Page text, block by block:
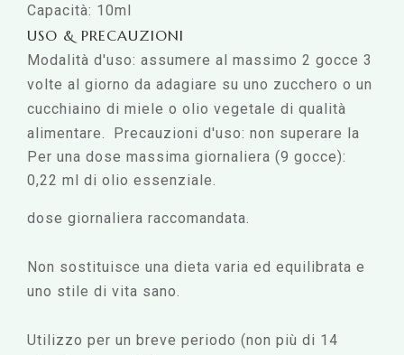
Capacità: 10ml
USO & PRECAUZIONI
Modalità d'uso: assumere al massimo 2 gocce 3
volte al giorno da adagiare su uno zucchero o un
cucchiaino di miele o olio vegetale di qualità
alimentare.
Per una dose massima giornaliera (9 gocce):
0,22 ml di olio essenziale.
Precauzioni d'uso: non superare la
dose giornaliera raccomandata.
Non sostituisce una dieta varia ed equilibrata e
uno stile di vita sano.
Utilizzo per un breve periodo (non più di 14